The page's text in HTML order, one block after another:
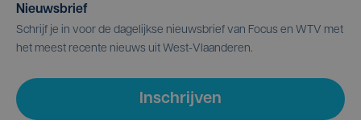
Nieuwsbrief
Schrijf je in voor de dagelijkse nieuwsbrief van Focus en WTV met
het meest recente nieuws uit West-Vlaanderen.
Inschrijven